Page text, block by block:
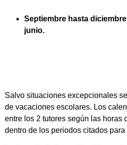
Septiembre hasta
junio.
Salvo situaciones excepcionales
de vacaciones escolares. Los
entre los 2 tutores según las horas
dentro de los periodos citados para